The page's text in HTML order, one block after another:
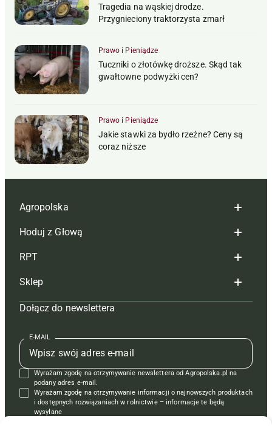
Tragedia na wąskiej drodze.
Przygnieciony traktorzysta zmarł
Prawo i Pieniądze
Tuczniki o złotówkę droższe. Skąd tak
gwałtowne podwyżki cen?
Prawo i Pieniądze
Jakie stawki za bydło rzeźne? Ceny są
coraz niższe
Agropolska
Redakcja
Reklama
Tagi
Mapa serwisu
Kontakt
Regulamin
Polityka prywatności
Hoduj z Głową
Hoduj z głową bydło
Hoduj z głową świnie
Prenumerata
Redakcja
Kontakt
Reklama
RPT
Redakcja
Prenumerata
Reklama
Kontakt
Krzyżówki
Sklep
Czasopisma i prenumerata
Książki
Regulamin
Dołącz do newslettera
E-MAIL
Wyrażam zgodę na otrzymywanie newslettera od Agropolska.pl na
podany adres e-mail.
Wyrażam zgodę na otrzymywanie informacji o najnowszych produktach
i dostępnych rozwiązaniach w rolnictwie – informacje te będą
wysyłane